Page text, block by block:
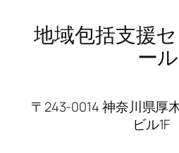
地域包括支援
ール
〒243-0014 神奈川県厚
ビル1F